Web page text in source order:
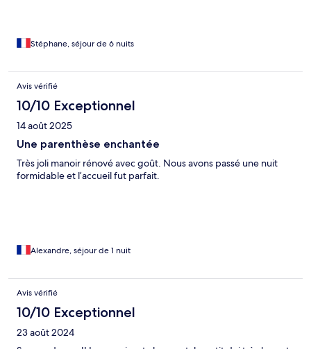
Stéphane, séjour de 6 nuits
Avis vérifié
10/10 Exceptionnel
14 août 2025
Une parenthèse enchantée
Très joli manoir rénové avec goût. Nous avons passé une nuit
formidable et l’accueil fut parfait.
Alexandre, séjour de 1 nuit
Avis vérifié
10/10 Exceptionnel
23 août 2024